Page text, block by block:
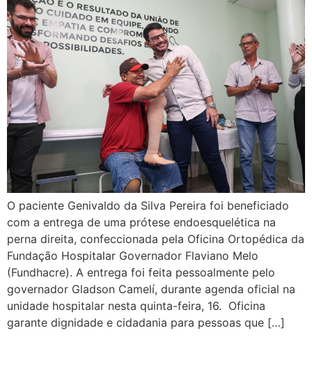
O paciente Genivaldo da Silva Pereira foi beneficiado
com a entrega de uma prótese endoesquelética na
perna direita, confeccionada pela Oficina Ortopédica da
Fundação Hospitalar Governador Flaviano Melo
(Fundhacre). A entrega foi feita pessoalmente pelo
governador Gladson Camelí, durante agenda oficial na
unidade hospitalar nesta quinta-feira, 16. Oficina
garante dignidade e cidadania para pessoas que […]